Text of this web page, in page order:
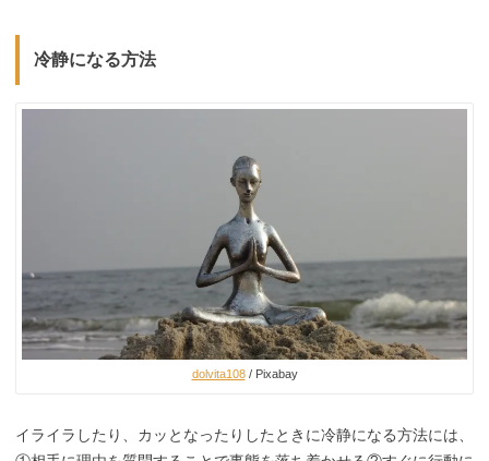
冷静になる方法
dolvita108/ Pixabay
イライラしたり、カッとなったりしたときに冷静になる方法には、